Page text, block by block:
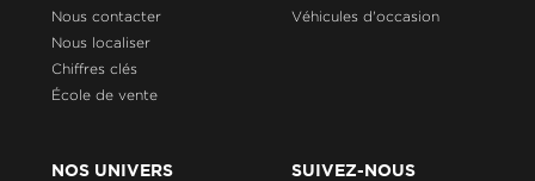
LIGIER
PROFESSIONAL
HISTORIQUE
DU
MICHEL
Nous contacter
Nous localiser
Chiffres clés
École de vente
Véhicules d'occasion
NOS UNIVERS SUIVEZ-NOUS